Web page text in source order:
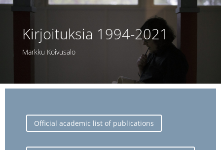
Kirjoituksia 1994-2021
Markku Koivusalo
Official academic list of publications